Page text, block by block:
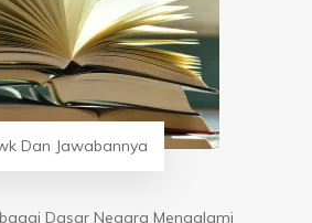
Dan Jawabannya
Dasar Negara Mengalami